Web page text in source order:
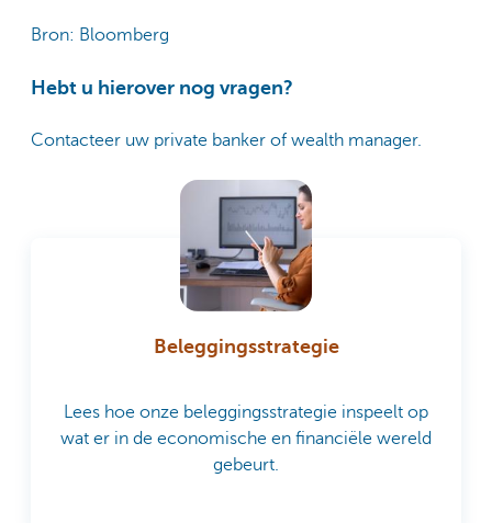
Bron: Bloomberg
Hebt u hierover nog vragen?
Contacteer uw private banker of wealth manager.
Beleggingsstrategie
Lees hoe onze beleggingsstrategie inspeelt op
wat er in de economische en financiële wereld
gebeurt.